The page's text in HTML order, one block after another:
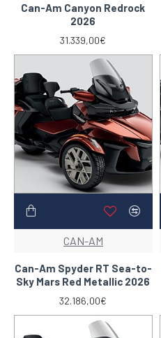
Can-Am Canyon Redrock
2026
31.339,00€
CAN-AM
Can-Am Spyder RT Sea-to-
Sky Mars Red Metallic 2026
32.186,00€